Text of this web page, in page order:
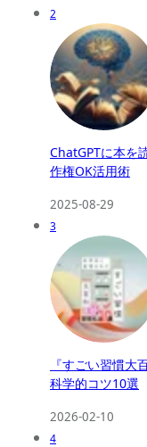
2
ChatGPTに本を
作権OK活用術
2025-08-29
3
『すごい習慣大
科学的コツ10選
2026-02-10
4